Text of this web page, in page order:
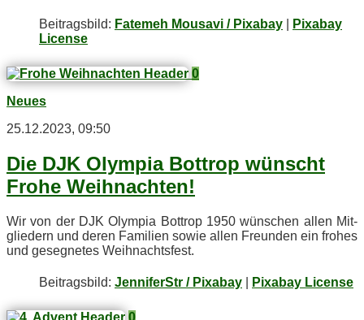
Bei­trags­bild: Fatemeh Mousavi / Pixabay
Pixabay
License
0
Neues
25.12.2023, 09:50
Die DJK Olym­pia Bot­trop wünscht
Fro­he Weihnachten!
Wir von der DJK Olym­pia Bot­trop 1950 wün­schen al­len Mit­
glie­dern und de­ren Fa­mi­li­en so­wie al­len Freun­den ein fro­hes
und ge­seg­ne­tes Weihnachtsfest.
Bei­trags­bild: JenniferStr / Pixabay Pixabay License
0